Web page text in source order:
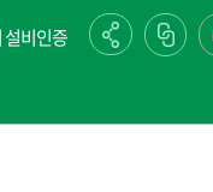
설비인증